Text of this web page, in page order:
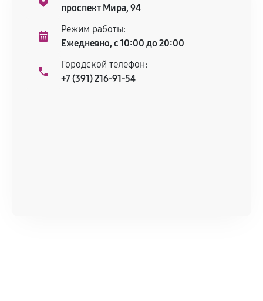
проспект Мира, 94
Режим работы:
Ежедневно, с 10:00 до 20:00
Городской телефон:
+7 (391) 216-91-54